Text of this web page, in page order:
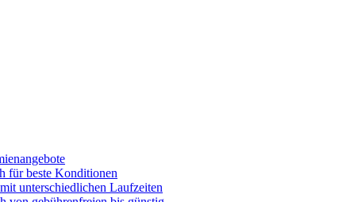
für beste Konditionen
unterschiedlichen Laufzeiten